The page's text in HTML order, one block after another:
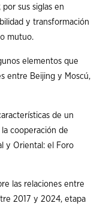
sus siglas en
y transformación
mutuo.
elementos que
entre Beijing y Moscú,
de un
cooperación de
y Oriental: el Foro
las relaciones entre
2017 y 2024, etapa